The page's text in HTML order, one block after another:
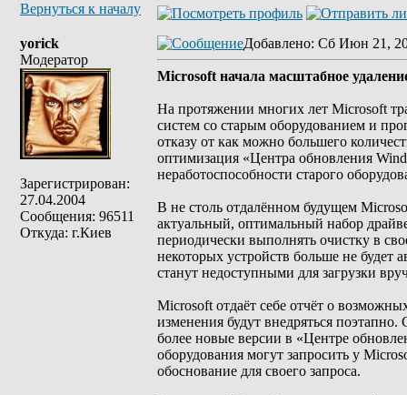
Вернуться к началу
yorick
Модератор
Зарегистрирован:
27.04.2004
Сообщения: 96511
Откуда: г.Киев
Добавлено: Сб Июн 21,
Microsoft начала масштабное
На протяжении многих лет Microsoft
систем со старым оборудованием и
отказу от как можно большего
оптимизация «Центра обновления
неработоспособности старого
В не столь отдалённом будущем
актуальный, оптимальный набор
периодически выполнять очистку в
некоторых устройств больше не будет
станут недоступными для загрузки
Microsoft отдаёт себе отчёт о
изменения будут внедряться
более новые версии в «Центре
оборудования могут запросить у
обоснование для своего запроса.